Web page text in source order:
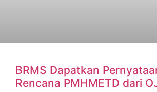
BRMS Dapatkan
Rencana PMHMETD dari